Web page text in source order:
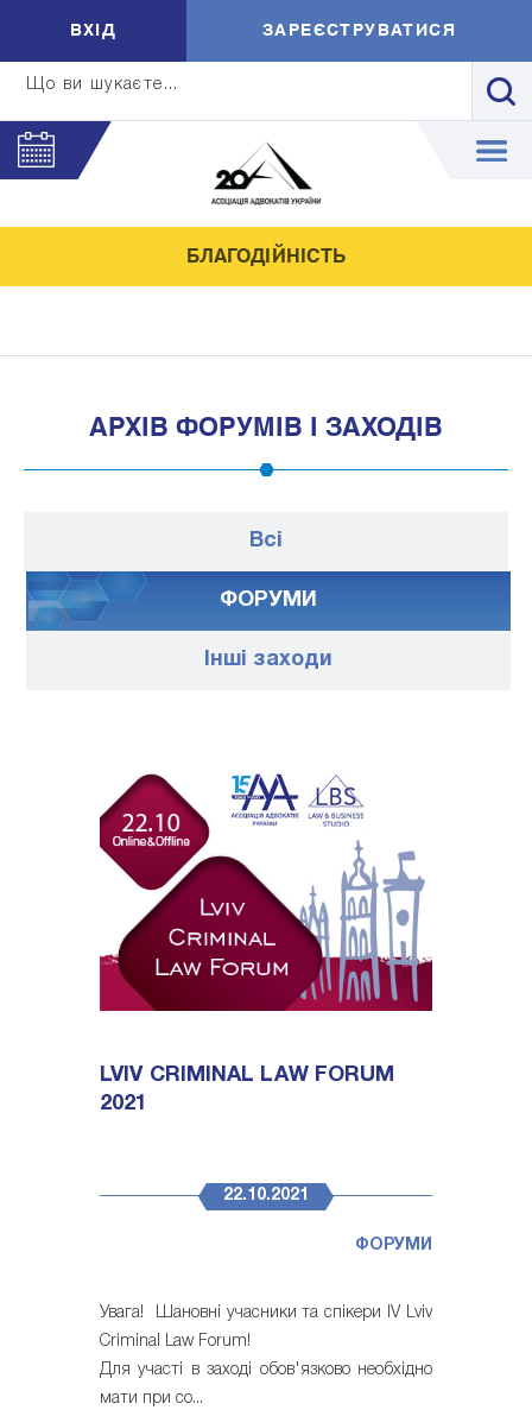
Що ви шукаєте...
ВXIД ЗАРЕЄСТРУВАТИСЯ
БЛАГОДІЙНІСТЬ
АРХІВ ФОРУМІВ І ЗАХОДІВ
Всі
ФОРУМИ
Iншi заходи
LVIV CRIMINAL LAW FORUM
2021
22.10.2021
ФОРУМИ
Увага! Шановні учасники та спікери IV Lviv
Criminal Law Forum!
Для участі в заході обов'язково необхідно
мати при со...